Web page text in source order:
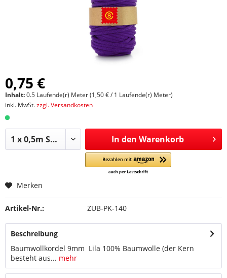
0,75 €
Inhalt:0.5 Laufende(r) Meter (1,50 € / 1 Laufende(r) Meter)
inkl. MwSt.zzgl. Versandkosten
In den Warenkorb
Merken
Artikel-Nr.: ZUB-PK-140
Beschreibung
Baumwollkordel 9mm Lila 100% Baumwolle (der Kern
besteht aus... mehr